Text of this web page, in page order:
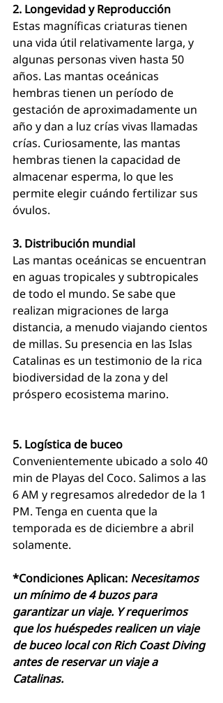
2. Longevidad y Reproducción
Estas magníficas criaturas tienen
una vida útil relativamente larga, y
algunas personas viven hasta 50
años. Las mantas oceánicas
hembras tienen un período de
gestación de aproximadamente un
año y dan a luz crías vivas llamadas
crías. Curiosamente, las mantas
hembras tienen la capacidad de
almacenar esperma, lo que les
permite elegir cuándo fertilizar sus
óvulos.
3. Distribución mundial
Las mantas oceánicas se encuentran
en aguas tropicales y subtropicales
de todo el mundo. Se sabe que
realizan migraciones de larga
distancia, a menudo viajando cientos
de millas. Su presencia en las Islas
Catalinas es un testimonio de la rica
biodiversidad de la zona y del
próspero ecosistema marino.
5. Logística de buceo
Convenientemente ubicado a solo 40
min de Playas del Coco. Salimos a las
6 AM y regresamos alrededor de la 1
PM. Tenga en cuenta que la
temporada es de diciembre a abril
solamente.
*Condiciones Aplican: Necesitamos
un mínimo de 4 buzos para
garantizar un viaje. Y requerimos
que los huéspedes realicen un viaje
de buceo local con Rich Coast Diving
antes de reservar un viaje a
Catalinas.